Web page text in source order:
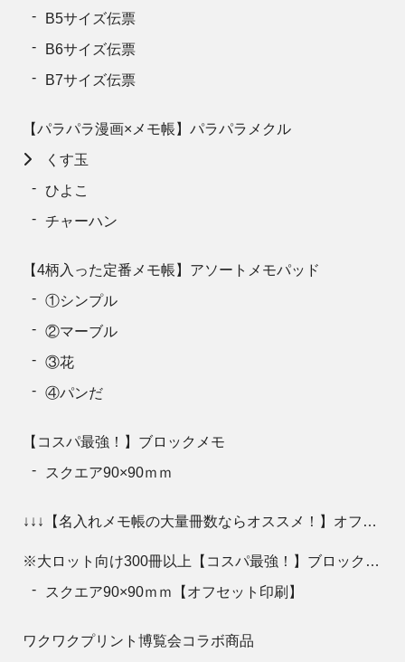
B5サイズ伝票
B6サイズ伝票
B7サイズ伝票
【パラパラ漫画×メモ帳】パラパラメクル
くす玉
ひよこ
チャーハン
【4柄入った定番メモ帳】アソートメモパッド
①シンプル
②マーブル
③花
④パンだ
【コスパ最強！】ブロックメモ
スクエア90×90ｍｍ
↓↓↓【名入れメモ帳の大量冊数ならオススメ！】オフセット印刷↓↓↓■
※大ロット向け300冊以上【コスパ最強！】ブロックメモ
スクエア90×90ｍｍ【オフセット印刷】
ワクワクプリント博覧会コラボ商品